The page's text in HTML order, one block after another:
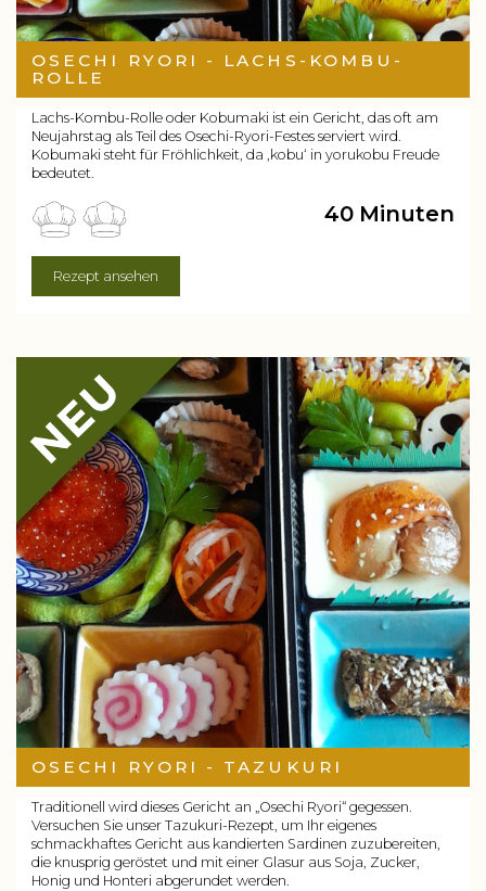
OSECHI RYORI - LACHS-KOMBU-
ROLLE
Lachs-Kombu-Rolle oder Kobumaki ist ein Gericht, das oft am
Neujahrstag als Teil des Osechi-Ryori-Festes serviert wird.
Kobumaki steht für Fröhlichkeit, da ‚kobu‘ in yorukobu Freude
bedeutet.
40 Minuten
Rezept ansehen
OSECHI RYORI - TAZUKURI
Traditionell wird dieses Gericht an „Osechi Ryori“ gegessen.
Versuchen Sie unser Tazukuri-Rezept, um Ihr eigenes
schmackhaftes Gericht aus kandierten Sardinen zuzubereiten,
die knusprig geröstet und mit einer Glasur aus Soja, Zucker,
Honig und Honteri abgerundet werden.